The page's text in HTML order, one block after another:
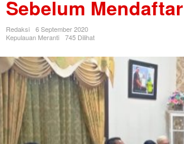
Sebelum
Redaksi
6 September 2020
Kepulauan Meranti
745 Dilihat